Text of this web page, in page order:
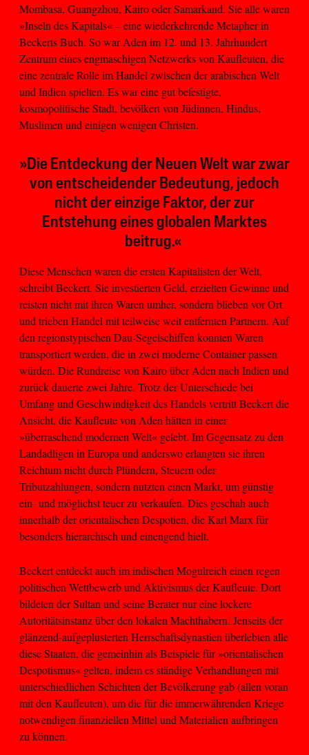
Mombasa, Guangzhou, Kairo oder Samarkand. Sie alle waren
»Inseln des Kapitals« – eine wiederkehrende Metapher in
Beckerts Buch. So war Aden im 12. und 13. Jahrhundert
Zentrum eines engmaschigen Netzwerks von Kaufleuten, die
eine zentrale Rolle im Handel zwischen der arabischen Welt
und Indien spielten. Es war eine gut befestigte,
kosmopolitische Stadt, bevölkert von Jüdinnen, Hindus,
Muslimen und einigen wenigen Christen.
»Die Entdeckung der Neuen Welt war zwar
von entscheidender Bedeutung, jedoch
nicht der einzige Faktor, der zur
Entstehung eines globalen Marktes
beitrug.«
Diese Menschen waren die ersten Kapitalisten der Welt,
schreibt Beckert. Sie investierten Geld, erzielten Gewinne und
reisten nicht mit ihren Waren umher, sondern blieben vor Ort
und trieben Handel mit teilweise weit entfernten Partnern. Auf
den regionstypischen Dau-Segelschiffen konnten Waren
transportiert werden, die in zwei moderne Container passen
würden. Die Rundreise von Kairo über Aden nach Indien und
zurück dauerte zwei Jahre. Trotz der Unterschiede bei
Umfang und Geschwindigkeit des Handels vertritt Beckert die
Ansicht, die Kaufleute von Aden hätten in einer
»überraschend modernen Welt« gelebt. Im Gegensatz zu den
Landadligen in Europa und anderswo erlangten sie ihren
Reichtum nicht durch Plündern, Steuern oder
Tributzahlungen, sondern nutzten einen Markt, um günstig
ein- und möglichst teuer zu verkaufen. Dies geschah auch
innerhalb der orientalischen Despotien, die Karl Marx für
besonders hierarchisch und einengend hielt.
Beckert entdeckt auch im indischen Mogulreich einen regen
politischen Wettbewerb und Aktivismus der Kaufleute. Dort
bildeten der Sultan und seine Berater nur eine lockere
Autoritätsinstanz über den lokalen Machthabern. Jenseits der
glänzend-aufgeplusterten Herrschaftsdynastien überlebten alle
diese Staaten, die gemeinhin als Beispiele für »orientalischen
Despotismus« gelten, indem es ständige Verhandlungen mit
unterschiedlichen Schichten der Bevölkerung gab (allen voran
mit den Kaufleuten), um die für die immerwährenden Kriege
notwendigen finanziellen Mittel und Materialien aufbringen
zu können.